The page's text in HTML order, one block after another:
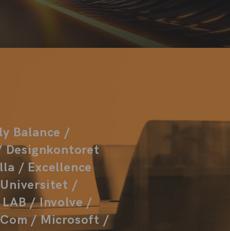
Balance /
Designkontoret
/ Excellence
/
LAB / Involve /
/ Microsoft /